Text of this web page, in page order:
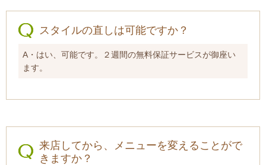
スタイルの直しは可能ですか？
A・はい、可能です。２週間の無料保証サービスが御座い
ます。
来店してから、メニューを変えることがで
きますか？